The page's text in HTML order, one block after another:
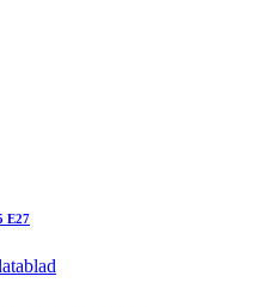
E27